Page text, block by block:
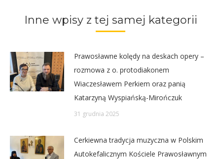
Inne wpisy z tej samej kategorii
Prawosławne kolędy na deskach opery –
rozmowa z o. protodiakonem
Wiaczesławem Perkiem oraz panią
Katarzyną Wyspiańską-Mirończuk
31 grudnia 2025
Cerkiewna tradycja muzyczna w Polskim
Autokefalicznym Kościele Prawosławnym